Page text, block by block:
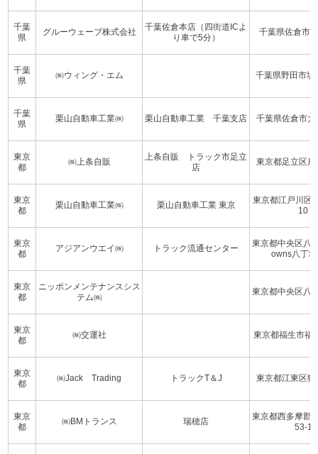
千葉
県
グルーウェーブ株式会社
千葉佐倉本店（四街道ICよ
り車で5分）
千葉県佐倉市
千葉
県
㈱ウィング・エム 千葉県野田市堤
千葉
県
栗山自動車工業㈱ 栗山自動車工業 千葉支店 千葉県佐倉市
東京
都
㈱上条自販
上条自販 トラック市足立
店
東京都足立区
東京
都
栗山自動車工業㈱ 栗山自動車工業 東京
東京都江戸川区
10
東京
都
アジアンウエイ㈱ トラック流通センター
東京都中央区八
owns八丁
東京
都
ニッポンメンテナンスシス
テム㈱
東京都中央区八
東京
都
㈱交運社 東京都福生市福
東京
都
㈱Jack Trading トラックT＆J 東京都江東区
東京
都
㈱BMトランス 瑞穂店
東京都西多摩郡
53-1